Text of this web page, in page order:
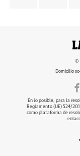
©
Domicilio
En lo posible, para la
Reglamento (UE) 524/
como plataforma de